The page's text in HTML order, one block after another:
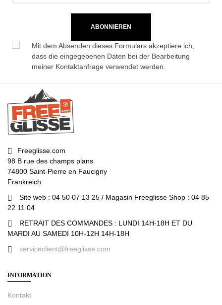
ABONNIEREN
Mit dem Absenden dieses Formulars akzeptiere ich,
dass die eingegebenen Daten bei der Bearbeitung
meiner Kontaktanfrage verwendet werden.
Freeglisse.com
98 B rue des champs plans
74800 Saint-Pierre en Faucigny
Frankreich
Site web : 04 50 07 13 25 / Magasin Freeglisse Shop : 04 85
22 11 04
RETRAIT DES COMMANDES : LUNDI 14H-18H ET DU
MARDI AU SAMEDI 10H-12H 14H-18H
serviceclient@freeglisse.com
INFORMATION
Kontakt